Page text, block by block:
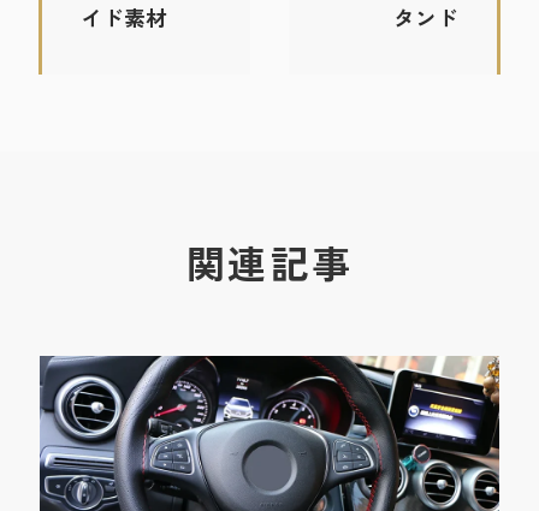
イド素材
タンド
関連記事